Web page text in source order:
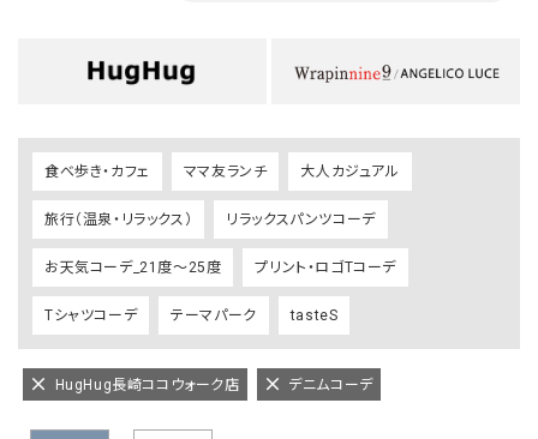
食べ歩き・カフェ ママ友ランチ 大人カジュアル
旅行（温泉・リラックス） リラックスパンツコーデ
お天気コーデ_21度～25度 プリント・ロゴTコーデ
Tシャツコーデ テーマパーク tasteS
HugHug長崎ココウォーク店 デニムコーデ